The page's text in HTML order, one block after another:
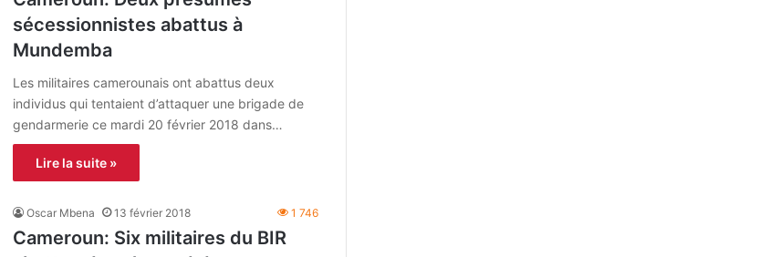
sécessionnistes abattus à
Mundemba
Les militaires camerounais ont abattus deux
individus qui tentaient d’attaquer une brigade de
gendarmerie ce mardi 20 février 2018 dans…
Lire la suite »
Oscar Mbena 13 février 2018 1 746
Cameroun: Six militaires du BIR